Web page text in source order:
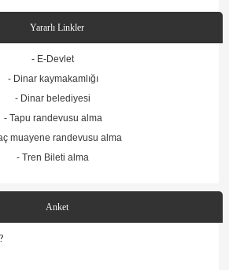
Anket
Yararlı Linkler
- E-Devlet
- Dinar kaymakamlığı
- Dinar belediyesi
- Tapu randevusu alma
muayene randevusu alma
- Tren Bileti alma